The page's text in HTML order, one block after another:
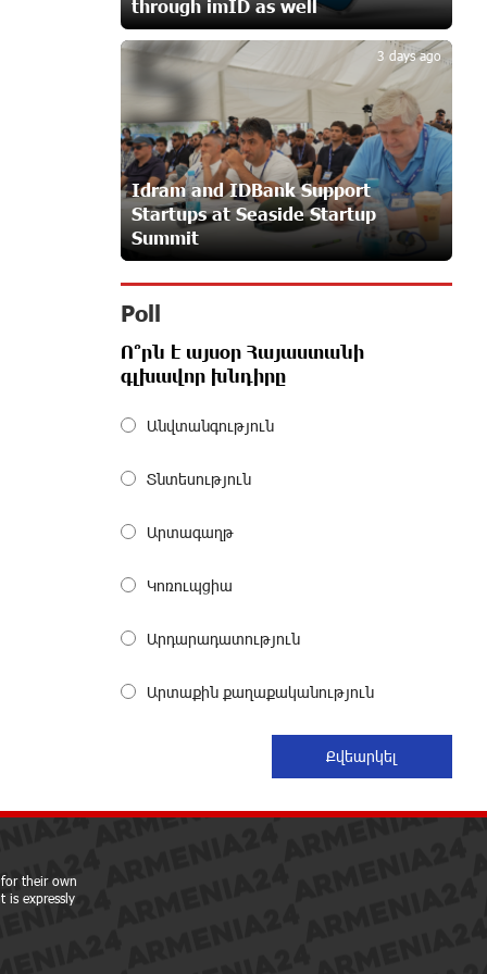
Customer Appreciation Day in
Vanadzor: IDBank
24 days ago
Haik Kazazyan to Perform
Khachaturian’s Violin Concerto at the
Closing Concert of the Madeira
Classical Orchestra’s 2025/2026 Season
My Forest Armenia is a beneficiary of
the "Power of One Dram" initiative in
Become a Unibank shareholder and
opportunity
impersonating pension funds
with the partnership of Converse SME
through imID as well
Idram and IDBank Support
Startups at Seaside Startup
Summit
3 days ago
5
Poll
Ո՞րն է այսօր Հայաստանի
գլխավոր խնդիրը
Անվտանգություն
Տնտեսություն
Արտագաղթ
Կոռուպցիա
Արդարադատություն
Արտաքին քաղաքականություն
their own
is expressly